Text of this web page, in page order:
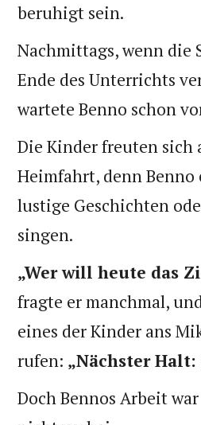
beruhigt sein.
Nachmittags, wenn die
Ende des Unterrichts
wartete Benno schon
Die Kinder freuten sich
Heimfahrt, denn
lustige Geschichten
singen.
„Wer will heute das
fragte er manchmal,
eines der Kinder ans
rufen: „Nächster Halt:
Doch Bennos Arbeit